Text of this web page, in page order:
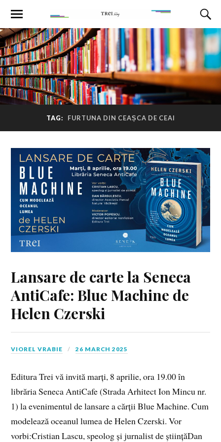
TAG: FURTUNA DIN CEAȘCA DE CEAI
Lansare de carte la Seneca
AntiCafe: Blue Machine de
Helen Czerski
VIOREL VRABIE 26 MARCH 2025
Editura Trei vă invită marți, 8 aprilie, ora 19.00 în
librăria Seneca AntiCafe (Strada Arhitect Ion Mincu nr.
1) la evenimentul de lansare a cărții Blue Machine. Cum
modelează oceanul lumea de Helen Czerski. Vor
vorbi:Cristian Lascu, speolog și jurnalist de științăDan